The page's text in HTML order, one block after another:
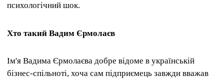
психологічний шок.
Хто такий Вадим Єрмолаєв
Ім'я Вадима Єрмолаєва добре відоме в українській
бізнес-спільноті, хоча сам підприємець завжди вважав